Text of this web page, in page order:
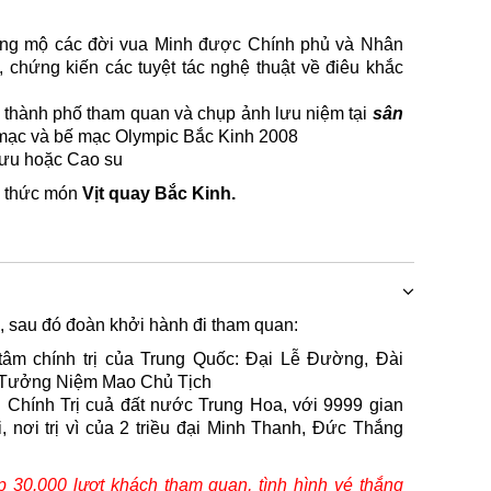
mộ các đời vua Minh được Chính phủ và Nhân
kiến các tuyệt tác nghệ thuật về điêu khắc
phố tham quan và chụp ảnh lưu niệm tại sân
và bế mạc Olympic Bắc Kinh 2008
hoặc Cao su
món Vịt quay Bắc Kinh.
đó đoàn khởi hành đi tham quan:
chính trị của Trung Quốc: Đại Lễ Đường, Đài
Niệm Mao Chủ Tịch
Trị cuả đất nước Trung Hoa, với 9999 gian
nơi trị vì của 2 triều đại Minh Thanh, Đức Thắng
lượt khách tham quan, tình hình vé thắng